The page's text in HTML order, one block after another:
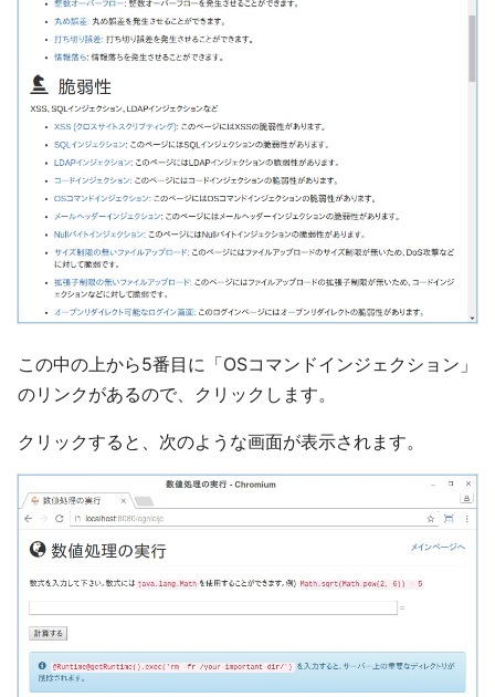
この中の上から5番目に「OSコマンドインジェクション」
のリンクがあるので、クリックします。
クリックすると、次のような画面が表示されます。